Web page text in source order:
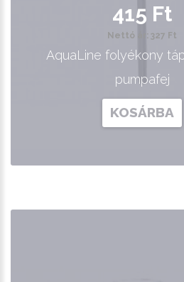
415 Ft
Nettó ár: 327 Ft
AquaLine folyékony
pumpafej
KOSÁRBA